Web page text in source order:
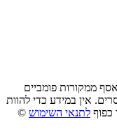
ממקורות פומביים
אין במידע כדי להוות
כפוף לתנאי השימוש ©